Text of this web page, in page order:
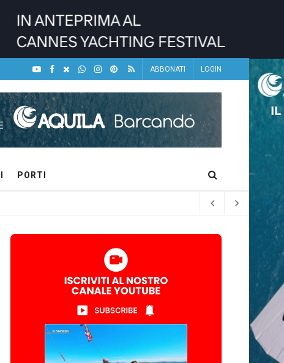
ABBONATI LOGIN
PORTI